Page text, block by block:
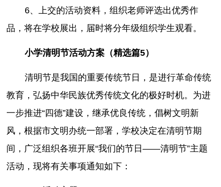
6、上交的活动资料，组织老师评选出优秀作
品，将在学校展出，届时将分年级组织学生观看。
小学清明节活动方案（精选篇5）
清明节是我国的重要传统节日，是进行革命传统
教育，弘扬中华民族优秀传统文化的极好时机。为进
一步推进“四德”建设，继承优良传统，倡树文明新
风，根据市文明办统一部署，学校决定在清明节期
间，广泛组织各班开展“我们的节日——清明节”主题
活动，现将有关事项通知如下：